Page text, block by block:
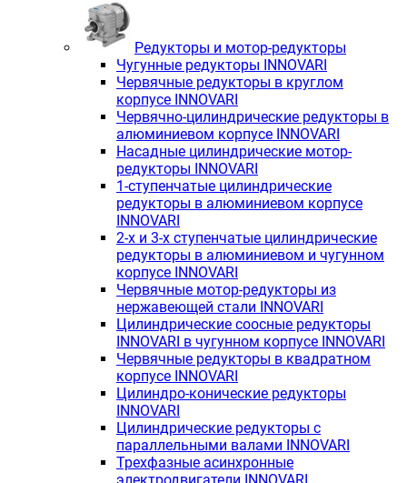
Редукторы и мотор-редукторы
Чугунные редукторы INNOVARI
Червячные редукторы в круглом
корпусе INNOVARI
Червячно-цилиндрические редукторы в
алюминиевом корпусе INNOVARI
Насадные цилиндрические мотор-
редукторы INNOVARI
1-ступенчатые цилиндрические
редукторы в алюминиевом корпусе
INNOVARI
2-х и 3-х ступенчатые цилиндрические
редукторы в алюминиевом и чугунном
корпусе INNOVARI
Червячные мотор-редукторы из
нержавеющей стали INNOVARI
Цилиндрические соосные редукторы
INNOVARI в чугунном корпусе INNOVARI
Червячные редукторы в квадратном
корпусе INNOVARI
Цилиндро-конические редукторы
INNOVARI
Цилиндрические редукторы с
параллельными валами INNOVARI
Трехфазные асинхронные